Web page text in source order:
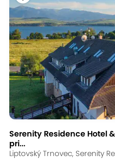
Serenity Residence Hotel
pri...
Liptovský Trnovec, Serenity